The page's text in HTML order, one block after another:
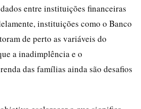
entre instituições financeiras
instituições como o Banco
de perto as variáveis do
a inadimplência e o
das famílias ainda são desafios